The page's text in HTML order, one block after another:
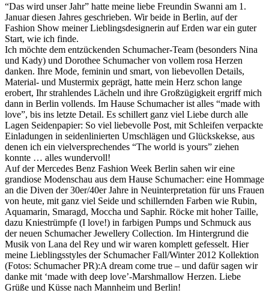
“Das wird unser Jahr” hatte meine liebe Freundin Swanni am 1.
Januar diesen Jahres geschrieben. Wir beide in Berlin, auf der
Fashion Show meiner Lieblingsdesignerin auf Erden war ein guter
Start, wie ich finde.
Ich möchte dem entzückenden Schumacher-Team (besonders Nina
und Kady) und Dorothee Schumacher von vollem rosa Herzen
danken. Ihre Mode, feminin und smart, von liebevollen Details,
Material- und Mustermix geprägt, hatte mein Herz schon lange
erobert, Ihr strahlendes Lächeln und ihre Großzügigkeit ergriff mich
dann in Berlin vollends. Im Hause Schumacher ist alles “made with
love”, bis ins letzte Detail. Es schillert ganz viel Liebe durch alle
Lagen Seidenpapier: So viel liebevolle Post, mit Schleifen verpackte
Einladungen in seidenlinierten Umschlägen und Glückskekse, aus
denen ich ein vielversprechendes “The world is yours” ziehen
konnte … alles wundervoll!
Auf der Mercedes Benz Fashion Week Berlin sahen wir eine
grandiose Modenschau aus dem Hause Schumacher: eine Hommage
an die Diven der 30er/40er Jahre in Neuinterpretation für uns Frauen
von heute, mit ganz viel Seide und schillernden Farben wie Rubin,
Aquamarin, Smaragd, Moccha und Saphir. Röcke mit hoher Taille,
dazu Kniestrümpfe (I love!) in farbigen Pumps und Schmuck aus
der neuen Schumacher Jewellery Collection. Im Hintergrund die
Musik von Lana del Rey und wir waren komplett gefesselt. Hier
meine Lieblingsstyles der Schumacher Fall/Winter 2012 Kollektion
(Fotos: Schumacher PR):A dream come true – und dafür sagen wir
danke mit ‘made with deep love’-Marshmallow Herzen. Liebe
Grüße und Küsse nach Mannheim und Berlin!